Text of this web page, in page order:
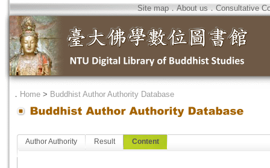
Site map．About us．Consultative
． Home > Buddhist Author Authority Database
Author Authority Result Content